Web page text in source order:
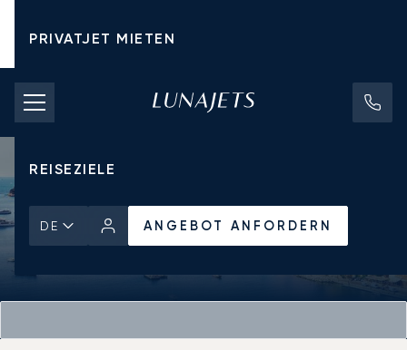
PRIVATJET MIETEN
CHARTERPREISE
PRIVATJETS
REISEZIELE
DE ANGEBOT ANFORDERN